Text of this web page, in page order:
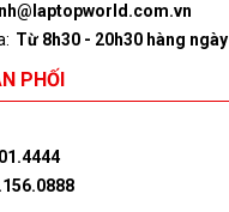
Từ 8h30 - 20h30 hàng ngày
PHỐI